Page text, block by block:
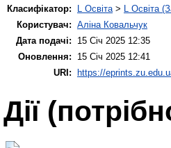
Класифікатор:
L Освіта> L Освіта
Користувач: Аліна Ковальчук
Дата подачі:
15 Січ 2025 12:35
Оновлення:
15 Січ 2025 12:41
URI:
https://
Дії